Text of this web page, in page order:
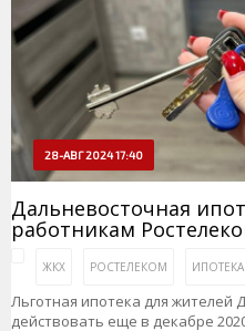
28-АВГ 2024 17:40
Дальневосточная
работникам
ЖКХ РОСТЕЛЕКОМ ИПОТЕКА
Льготная ипотека для жителей
действовать еще в декабре